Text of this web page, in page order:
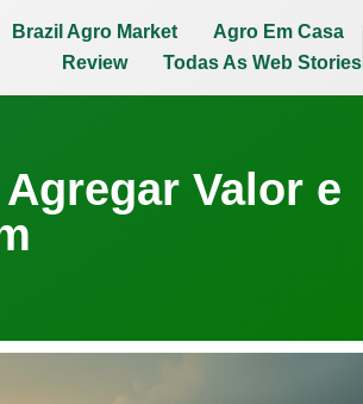
Brazil Agro Market
Agro Em Casa
Review
Todas As Web Stories
Valor e